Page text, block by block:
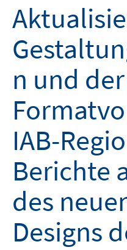
n und der
IAB-
Berichte
des
Designs